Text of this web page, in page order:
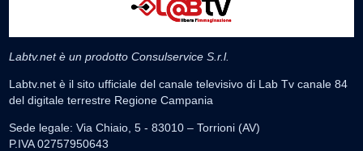
Labtv.net è un prodotto Consulservice S.r.l.
Labtv.net è il sito ufficiale del canale televisivo di Lab Tv canale 84
del digitale terrestre Regione Campania
Sede legale: Via Chiaio, 5 - 83010 – Torrioni (AV)
P.IVA 02757950643